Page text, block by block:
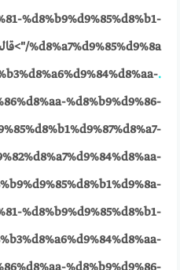
%d8%b9%d9%85%d8%b1-
%d8%a7%d9%85%d9%8a/">قالت
.
%d8%b9%d9%86-
%d8%b9%d9%85%d8%b1-